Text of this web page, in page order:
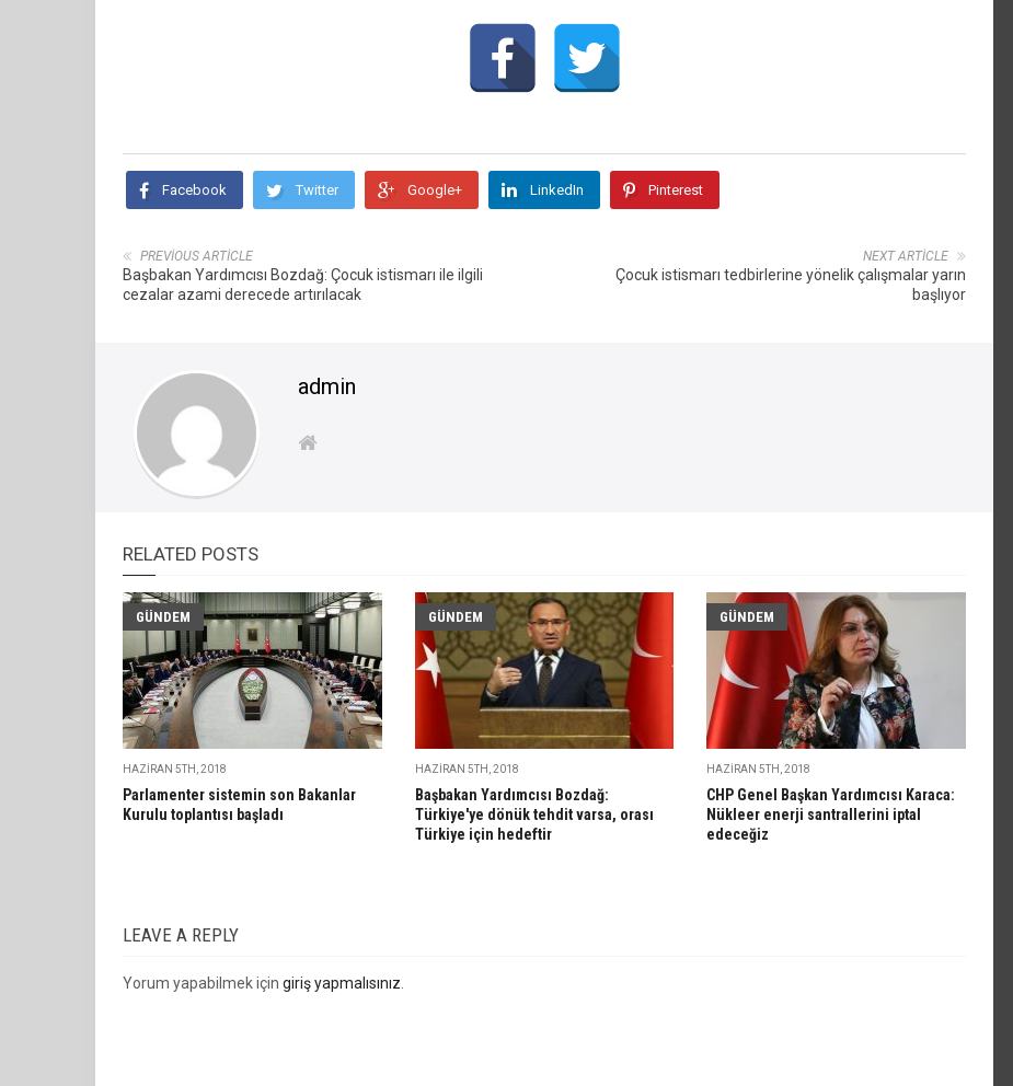
Facebook Twitter Google+ LinkedIn Pinterest
NEXT ARTICLE
Çocuk istismarı tedbirlerine yönelik çalışmalar yarın
başlıyor
PREVIOUS ARTICLE
Başbakan Yardımcısı Bozdağ: Çocuk istismarı ile ilgili
cezalar azami derecede artırılacak
admin
RELATED POSTS
GÜNDEM
HAZIRAN 5TH, 2018
Parlamenter sistemin son Bakanlar
Kurulu toplantısı başladı
GÜNDEM
HAZIRAN 5TH, 2018
Başbakan Yardımcısı Bozdağ:
Türkiye'ye dönük tehdit varsa, orası
Türkiye için hedeftir
GÜNDEM
HAZIRAN 5TH, 2018
CHP Genel Başkan Yardımcısı Karaca:
Nükleer enerji santrallerini iptal
edeceğiz
LEAVE A REPLY
Yorum yapabilmek için giriş yapmalısınız